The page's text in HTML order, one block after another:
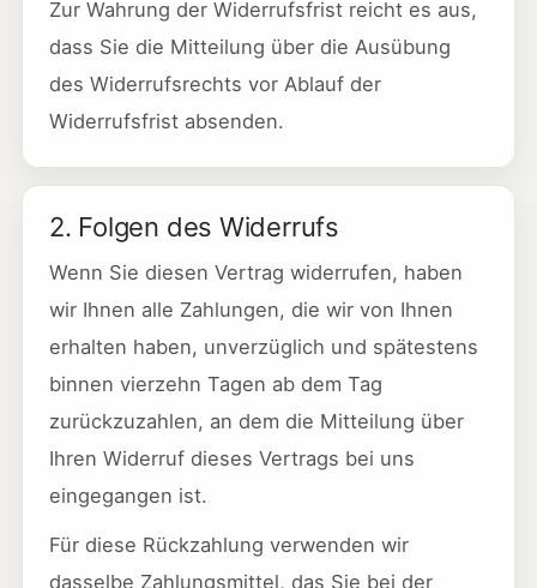
Zur Wahrung der Widerrufsfrist reicht es aus,
dass Sie die Mitteilung über die Ausübung
des Widerrufsrechts vor Ablauf der
Widerrufsfrist absenden.
2. Folgen des Widerrufs
Wenn Sie diesen Vertrag widerrufen, haben
wir Ihnen alle Zahlungen, die wir von Ihnen
erhalten haben, unverzüglich und spätestens
binnen vierzehn Tagen ab dem Tag
zurückzuzahlen, an dem die Mitteilung über
Ihren Widerruf dieses Vertrags bei uns
eingegangen ist.
Für diese Rückzahlung verwenden wir
dasselbe Zahlungsmittel, das Sie bei der